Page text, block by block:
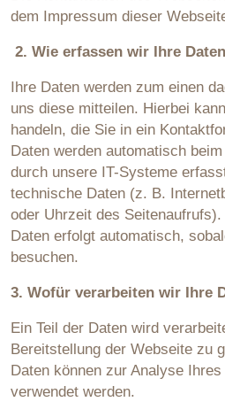
dem Impressum dieser
2. Wie erfassen wir Ihre
Ihre Daten werden zum einen
uns diese mitteilen. Hierbei
handeln, die Sie in ein
Daten werden automatisch
durch unsere IT-Systeme
technische Daten (z. B.
oder Uhrzeit des
Daten erfolgt automatisch,
besuchen.
3. Wofür verarbeiten wir Ihre
Ein Teil der Daten wird
Bereitstellung der Webseite zu
Daten können zur Analyse
verwendet werden.